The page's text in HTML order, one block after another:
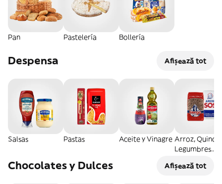
Pan Pastelería Bollería
Despensa Afișează tot
Salsas Pastas Aceite y Vinagre Arroz, Quinoa
Legumbres
Chocolates y Dulces Afișează tot